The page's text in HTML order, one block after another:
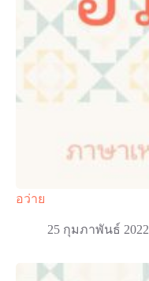
อว่าย
25 กุมภาพันธ์ 2022